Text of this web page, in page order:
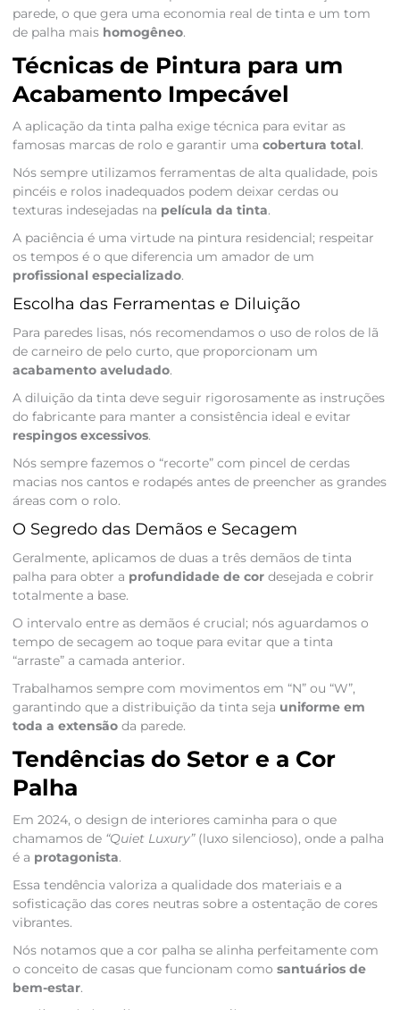
parede, o que gera uma economia real de tinta e um tom
de palha mais homogêneo.
Técnicas de Pintura para um
Acabamento Impecável
A aplicação da tinta palha exige técnica para evitar as
famosas marcas de rolo e garantir uma cobertura total.
Nós sempre utilizamos ferramentas de alta qualidade, pois
pincéis e rolos inadequados podem deixar cerdas ou
texturas indesejadas na película da tinta.
A paciência é uma virtude na pintura residencial; respeitar
os tempos é o que diferencia um amador de um
profissional especializado.
Escolha das Ferramentas e Diluição
Para paredes lisas, nós recomendamos o uso de rolos de lã
de carneiro de pelo curto, que proporcionam um
acabamento aveludado.
A diluição da tinta deve seguir rigorosamente as instruções
do fabricante para manter a consistência ideal e evitar
respingos excessivos.
Nós sempre fazemos o “recorte” com pincel de cerdas
macias nos cantos e rodapés antes de preencher as grandes
áreas com o rolo.
O Segredo das Demãos e Secagem
Geralmente, aplicamos de duas a três demãos de tinta
palha para obter a profundidade de cordesejada e cobrir
totalmente a base.
O intervalo entre as demãos é crucial; nós aguardamos o
tempo de secagem ao toque para evitar que a tinta
“arraste” a camada anterior.
Trabalhamos sempre com movimentos em “N” ou “W”,
garantindo que a distribuição da tinta seja uniforme em
toda a extensãoda parede.
Tendências do Setor e a Cor
Palha
Em 2024, o design de interiores caminha para o que
chamamos de “Quiet Luxury”(luxo silencioso), onde a palha
é a protagonista.
Essa tendência valoriza a qualidade dos materiais e a
sofisticação das cores neutras sobre a ostentação de cores
vibrantes.
Nós notamos que a cor palha se alinha perfeitamente com
o conceito de casas que funcionam como santuários de
bem-estar.